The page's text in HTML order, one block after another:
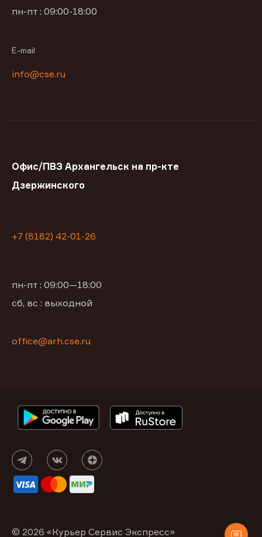
пн-пт : 09:00-18:00
E-mail
info@cse.ru
Офис/ПВЗ Архангельск на пр-кте
Дзержинского
+7 (8182) 42-01-26
пн-пт : 09:00—18:00
сб, вс : выходной
office@arh.cse.ru
© 2026 «Курьер Сервис Экспресс»